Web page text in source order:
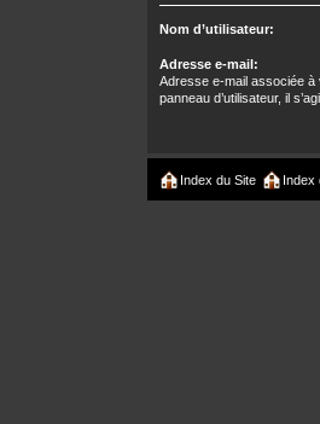
Nom d’utilisateur:
Adresse e-mail:
Adresse e-mail associée à
panneau d’utilisateur, il
Index du Site Index